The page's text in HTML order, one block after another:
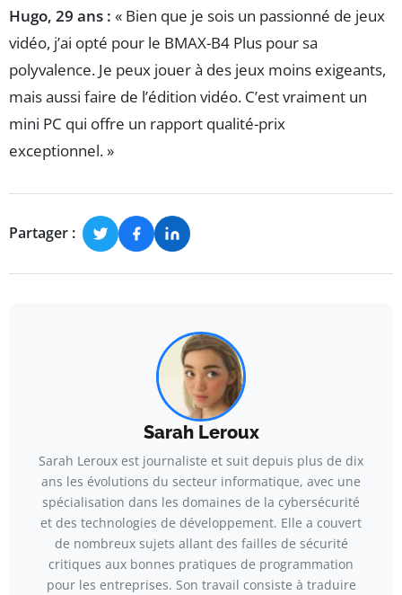
Hugo, 29 ans : « Bien que je sois un passionné de jeux
vidéo, j’ai opté pour le BMAX-B4 Plus pour sa
polyvalence. Je peux jouer à des jeux moins exigeants,
mais aussi faire de l’édition vidéo. C’est vraiment un
mini PC qui offre un rapport qualité-prix
exceptionnel. »
Partager :
Sarah Leroux
Sarah Leroux est journaliste et suit depuis plus de dix
ans les évolutions du secteur informatique, avec une
spécialisation dans les domaines de la cybersécurité
et des technologies de développement. Elle a couvert
de nombreux sujets allant des failles de sécurité
critiques aux bonnes pratiques de programmation
pour les entreprises. Son travail consiste à traduire